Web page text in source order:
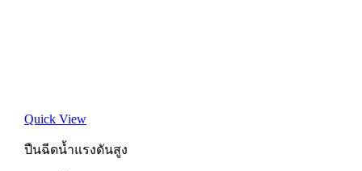
Quick View
ปืนฉีดน้ำแรงดันสูง